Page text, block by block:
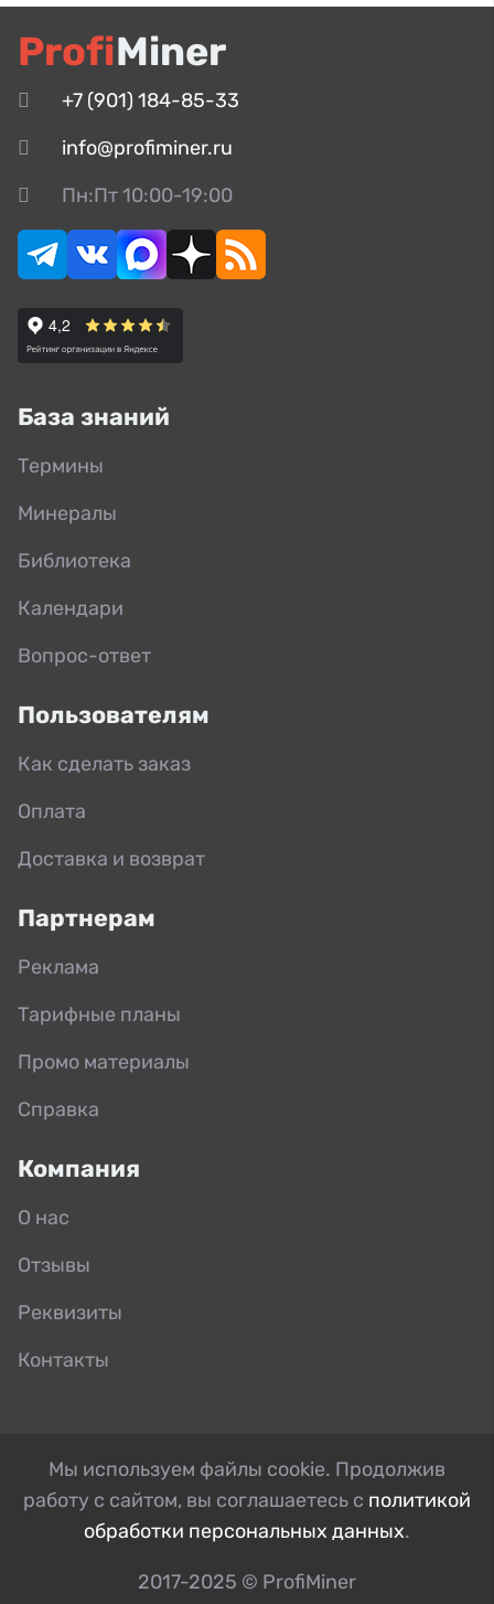
ProfiMiner
+7 (901) 184-85-33
info@profiminer.ru
Пн:Пт 10:00-19:00
База знаний
Термины
Минералы
Библиотека
Календари
Вопрос-ответ
Пользователям
Как сделать заказ
Оплата
Доставка и возврат
Партнерам
Реклама
Тарифные планы
Промо материалы
Справка
Компания
О нас
Отзывы
Реквизиты
Контакты
Мы используем файлы cookie. Продолжив
работу с сайтом, вы соглашаетесь с политикой
обработки персональных данных.
2017-2025 © ProfiMiner